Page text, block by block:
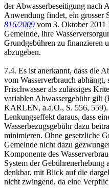
der Abwasserbeseitigung nach
Anwendung findet, ein grosser
816/2009 vom 3. Oktober 2011
Gemeinde, ihre
Grundgebühren zu finanzieren
abzugeben.
7.4. Es ist anerkannt, dass die
vom Wasserverbrauch abhängt,
Frischwasser als zulässiges
variablen Abwassergebühr gilt
KARLEN, a.a.O., S. 556, 559).
Lenkungseffekt daraus, dass
Wasserbezugsgebühr dazu
minimieren. Ohne gesetzliche
Gemeinde nicht dazu
Komponente des
System der Gebührenerhebung
denkbar, mit Blick auf die
nicht zwingend, da eine